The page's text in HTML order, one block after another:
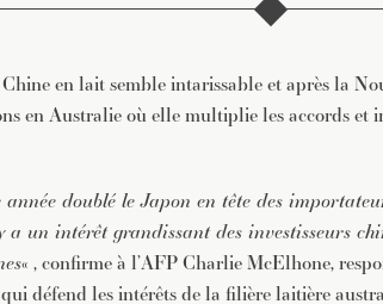
en lait semble intarissable et après la
en Australie où elle multiplie les accords et
doublé le Japon en tête des
un intérêt grandissant des investisseurs
« , confirme à l’AFP Charlie McElhone,
défend les intérêts de la filière laitière
Pour recevoir toutes les deux
sélection d’articles …